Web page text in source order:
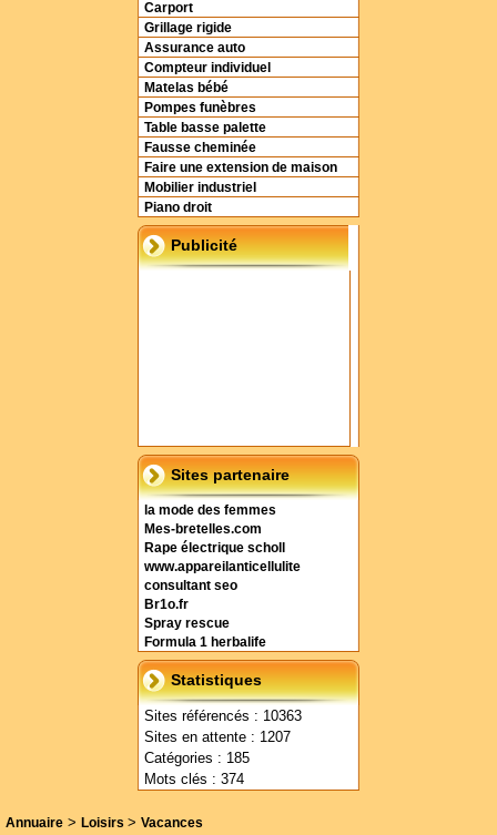
Carport
Grillage rigide
Assurance auto
Compteur individuel
Matelas bébé
Pompes funèbres
Table basse palette
Fausse cheminée
Faire une extension de maison
Mobilier industriel
Piano droit
Publicité
Sites partenaire
la mode des femmes
Mes-bretelles.com
Rape électrique scholl
www.appareilanticellulite
consultant seo
Br1o.fr
Spray rescue
Formula 1 herbalife
Statistiques
Sites référencés : 10363
Sites en attente : 1207
Catégories : 185
Mots clés : 374
Annuaire > Loisirs > Vacances